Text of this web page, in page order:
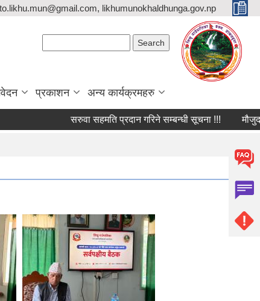
likhumunokhaldhunga.gov.np
प्रकाशन अन्य कार्यक्रमहरु
सरुवा सहमति प्रदान गरिने सम्बन्धी सूचना !!! मौजुदा